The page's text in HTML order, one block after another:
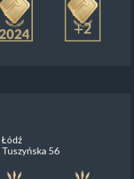
+2
Łódź
Tuszyńska 56